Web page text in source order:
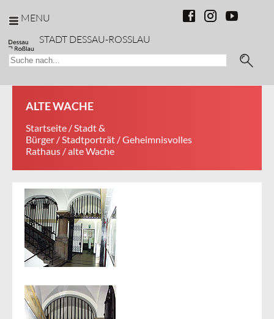
MENU
STADT DESSAU-ROSSLAU
ALTE WACHE
Startseite /Stadt &
Bürger /Stadtporträt /Geheimnisvolles
Rathaus / alte Wache